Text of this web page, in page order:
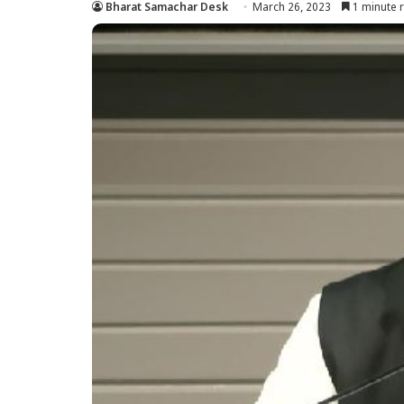
Bharat Samachar Desk March 26, 2023 1 minute